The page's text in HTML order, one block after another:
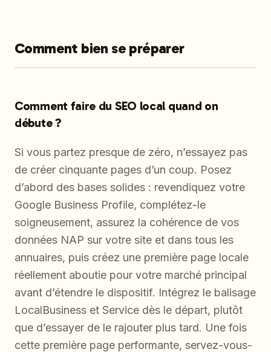
Comment bien se préparer
Comment faire du SEO local quand on
débute ?
Si vous partez presque de zéro, n’essayez pas
de créer cinquante pages d’un coup. Posez
d’abord des bases solides : revendiquez votre
Google Business Profile, complétez-le
soigneusement, assurez la cohérence de vos
données NAP sur votre site et dans tous les
annuaires, puis créez une première page locale
réellement aboutie pour votre marché principal
avant d’étendre le dispositif. Intégrez le balisage
LocalBusiness et Service dès le départ, plutôt
que d’essayer de le rajouter plus tard. Une fois
cette première page performante, servez-vous-